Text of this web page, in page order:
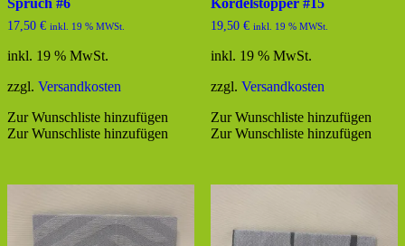
17,50 € inkl. 19 % MWSt.
inkl. 19 % MwSt.
zzgl. Versandkosten
Zur Wunschliste hinzufügen
Zur Wunschliste hinzufügen
19,50 € inkl. 19 % MWSt.
inkl. 19 % MwSt.
zzgl. Versandkosten
Zur Wunschliste hinzufügen
Zur Wunschliste hinzufügen